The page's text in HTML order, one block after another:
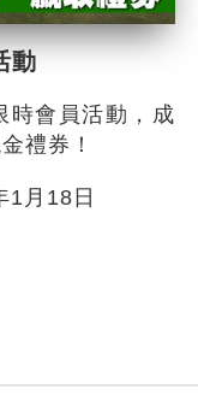
動
時會員活動，成
禮券！
1月18日